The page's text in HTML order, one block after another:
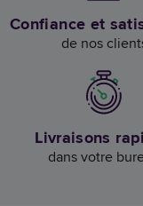
Confiance et
de nos
Livraisons
dans votre